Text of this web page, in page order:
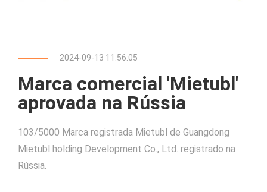
2024-09-13 11:56:05
Marca comercial 'Mietubl'
aprovada na Rússia
103/5000 Marca registrada Mietubl de Guangdong
Mietubl holding Development Co., Ltd. registrado na
Rússia.